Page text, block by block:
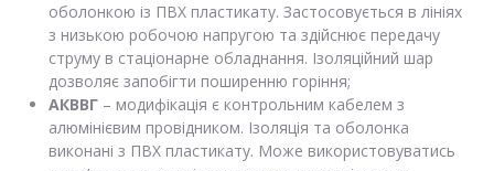
оболонкою із ПВХ пластикату. Застосовується в лініях
з низькою робочою напругою та здійснює передачу
струму в стаціонарне обладнання. Ізоляційний шар
дозволяє запобігти поширенню горіння;
АКВВГ – модифікація є контрольним кабелем з
алюмінієвим провідником. Ізоляція та оболонка
виконані з ПВХ пластикату. Може використовуватись